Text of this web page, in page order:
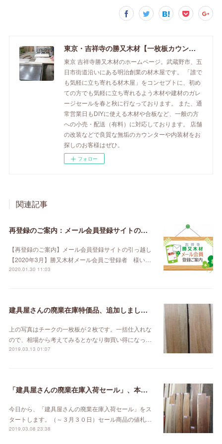
東京・吉祥寺の勝又木材【一枚板カウンター】
東京 吉祥寺勝又木材のホームページ。武蔵野市、五
日市街道沿いにある明治創業の材木屋です。 「誰で
も気軽に立ち寄れる材木屋」をコンセプトに、初め
ての方でも気軽に立ち寄れるよう木材や建材のガレ
ージセールを春と秋に行なっております。 また、通
常営業日もDIYに使える木材や合板など、一般の方
への小売・配送（有料）に対応しております。 店舗
の改装などで良質な無垢のカウンターや内装材をお
探しのお客様はぜひ。
フォロー
関連記事
再登録のご案内：メール会員登録サイトの引っ越し【2020年3月】
【再登録のご案内】メール会員登録サイトの引っ越し
【2020年3月】勝又木材メール会員ご登録者 様い…
2020.01.30 11:03
建具屋さんの廃業在庫特価品、追加しました。
上の写真はチークの一枚板が２枚です。一括仕入れな
ので、相場から考えてみるとかなり御買い得になっ…
2019.03.13 01:07
「建具屋さんの廃業在庫入荷セール」、本日スタート！
今日から、「建具屋さんの廃業在庫入荷セール」をス
タートします。（～３月３０日）セール商品の値札…
2019.03.08 23:38